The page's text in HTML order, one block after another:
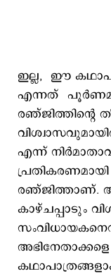
ഇല്ല, ഈ
എന്നത്
രഞ്ജിത്തിന്റെ
എന്ന്
രഞ്ജിത്താണ്.
കാഴ്ചപ്പാടും